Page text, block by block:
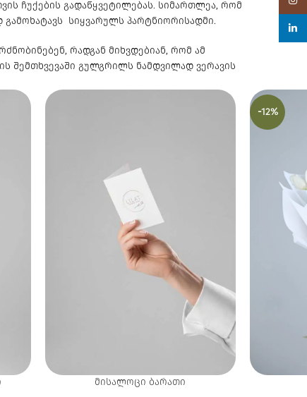
ჩუქების გადაწყვეტილებას. სიმართლეა, რომ
სიყვარულს პარტნიორისადმი.
რადგან მიხვდებიან, რომ ამ
შემთხვევაში გულგრილს ნამდვილად ვერავის
მისალოცი ბარათი
-12%